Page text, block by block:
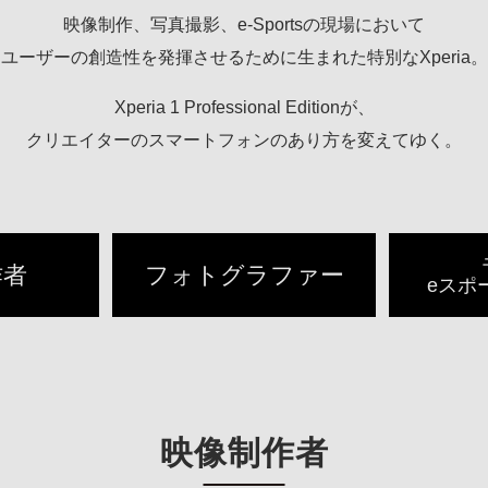
映像制作、写真撮影、e-Sportsの現場において
ユーザーの創造性を発揮させるために生まれた特別なXperia。
Xperia 1 Professional Editionが、
クリエイターのスマートフォンのあり方を変えてゆく。
フォトグラファー
eスポ
映像制作者